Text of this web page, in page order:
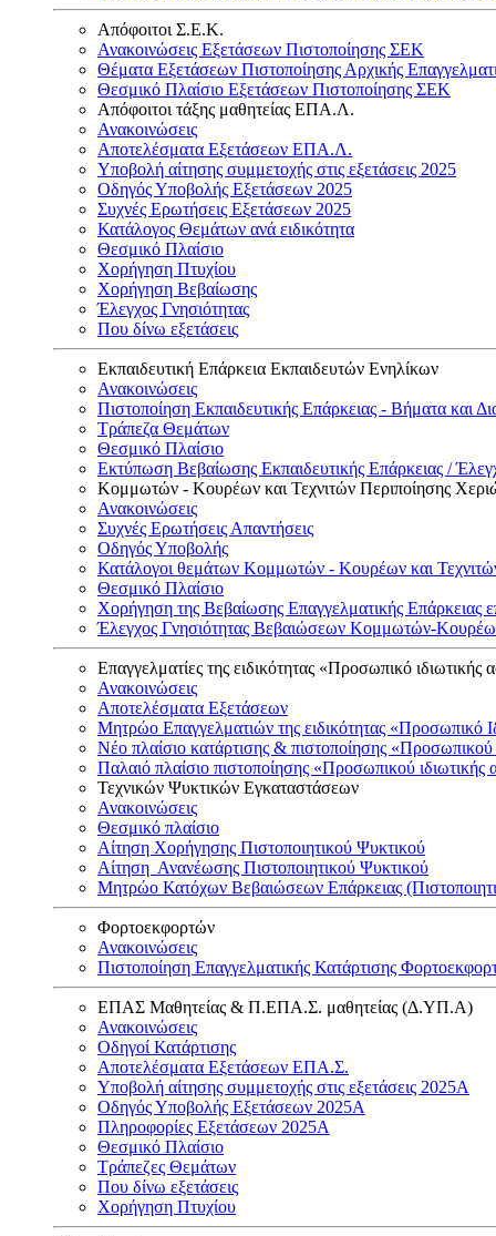
Απόφοιτοι Σ.Ε.Κ.
Ανακοινώσεις Εξετάσεων Πιστοποίησης ΣΕΚ
Θέματα Εξετάσεων Πιστοποίησης Αρχικής
Θεσμικό Πλαίσιο Εξετάσεων Πιστοποίησης ΣΕΚ
Απόφοιτοι τάξης μαθητείας ΕΠΑ.Λ.
Ανακοινώσεις
Αποτελέσματα Εξετάσεων ΕΠΑ.Λ.
Υποβολή αίτησης συμμετοχής στις εξετάσεις 2025
Οδηγός Υποβολής Εξετάσεων 2025
Συχνές Ερωτήσεις Εξετάσεων 2025
Κατάλογος Θεμάτων ανά ειδικότητα
Θεσμικό Πλαίσιο
Χορήγηση Πτυχίου
Χορήγηση Βεβαίωσης
Έλεγχος Γνησιότητας
Που δίνω εξετάσεις
Εκπαιδευτική Επάρκεια Εκπαιδευτών Ενηλίκων
Ανακοινώσεις
Πιστοποίηση Εκπαιδευτικής Επάρκειας - Βήματα και
Τράπεζα Θεμάτων
Θεσμικό Πλαίσιο
Εκτύπωση Βεβαίωσης Εκπαιδευτικής Επάρκειας /
Κομμωτών - Κουρέων και Τεχνιτών Περιποίησης
Ανακοινώσεις
Συχνές Ερωτήσεις Απαντήσεις
Οδηγός Υποβολής
Κατάλογοι θεμάτων Κομμωτών - Κουρέων και
Θεσμικό Πλαίσιο
Χορήγηση της Βεβαίωσης Επαγγελματικής
Έλεγχος Γνησιότητας Βεβαιώσεων Κομμωτών-
Επαγγελματίες της ειδικότητας «Προσωπικό ιδιωτικής
Ανακοινώσεις
Αποτελέσματα Εξετάσεων
Μητρώο Επαγγελματιών της ειδικότητας «Προσωπικό
Νέο πλαίσιο κατάρτισης & πιστοποίησης «Προσωπικού
Παλαιό πλαίσιο πιστοποίησης «Προσωπικού
Τεχνικών Ψυκτικών Εγκαταστάσεων
Ανακοινώσεις
Θεσμικό πλαίσιο
Αίτηση Χορήγησης Πιστοποιητικού Ψυκτικού
Αίτηση Ανανέωσης Πιστοποιητικού Ψυκτικού
Μητρώο Κατόχων Βεβαιώσεων Επάρκειας
Φορτοεκφορτών
Ανακοινώσεις
Πιστοποίηση Επαγγελματικής Κατάρτισης
ΕΠΑΣ Μαθητείας & Π.ΕΠΑ.Σ. μαθητείας (Δ.ΥΠ.Α)
Ανακοινώσεις
Oδηγοί Κατάρτισης
Αποτελέσματα Εξετάσεων ΕΠΑ.Σ.
Υποβολή αίτησης συμμετοχής στις εξετάσεις 2025Α
Οδηγός Υποβολής Εξετάσεων 2025A
Πληροφορίες Εξετάσεων 2025Α
Θεσμικό Πλαίσιο
Τράπεζες Θεμάτων
Που δίνω εξετάσεις
Χορήγηση Πτυχίου